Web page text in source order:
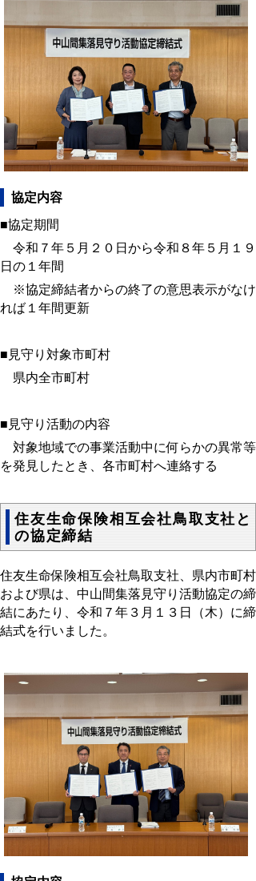
協定内容
■協定期間
令和７年５月２０日 から令和８年５月１９
日の１年間
※協定締結者からの終了の意思表示がなけ
れば１年間更新
■見守り対象市町村
県内全市町村
■見守り活動の内容
対象地域での事業活動中に何らかの異常等
を発見したとき、各市町村へ連絡する
住友生命保険相互会社鳥取支社と
の協定締結
住友生命保険相互会社鳥取支社、県内市町村
および県は、中山間集落見守り活動協定の締
結にあたり、令和７年３月１３日（木）に締
結式を行いました。